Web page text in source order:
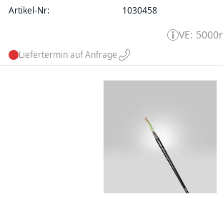
Artikel-Nr:
1030458
VE:
Liefertermin auf Anfrage